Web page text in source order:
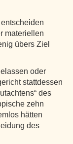
materiellen
übers Ziel
oder
stattdessen
des
zehn
hätten
des